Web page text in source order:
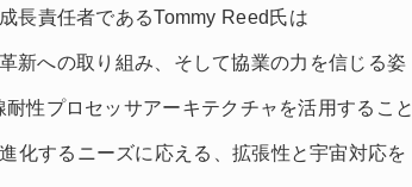
長責任者であるTommy Reed氏は
新への取り組み、そして協業の力を信じる姿
性プロセッサアーキテクチャを活用すること
化するニーズに応える、拡張性と宇宙対応を